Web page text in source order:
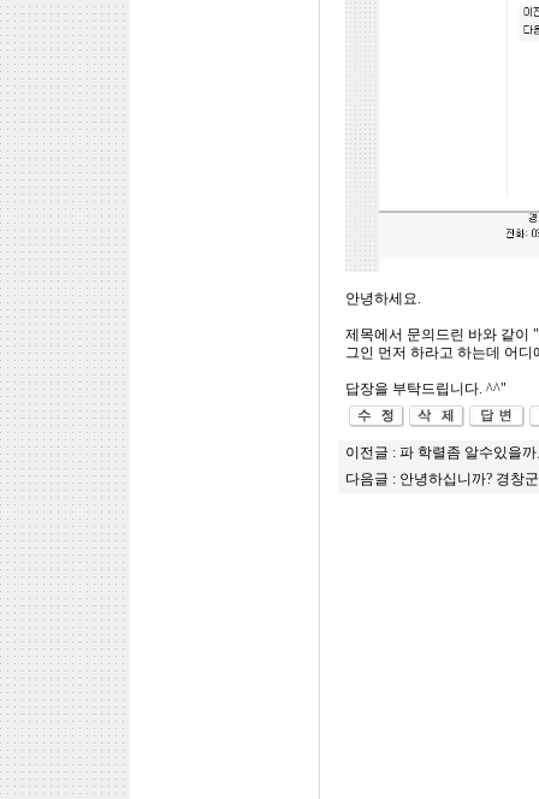
안녕하세요.
제목에서 문의드린 바와 같이
그인 먼저 하라고 하는데 어디
답장을 부탁드립니다. ^^"
이전글 : 파 학렬좀 알수있을까
다음글 : 안녕하십니까? 경창